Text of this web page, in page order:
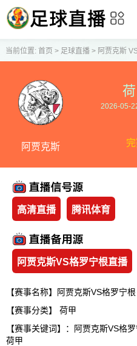
当前位置: 首页 > 足球直播> 阿贾克斯
阿贾克斯
2026-05-
高清直播 腾讯体育
阿贾克斯VS格罗宁根直播
【赛事名称】阿贾克斯VS格罗宁根
【赛事分类】 荷甲
【赛事关键词】：阿贾克斯VS格
荷甲